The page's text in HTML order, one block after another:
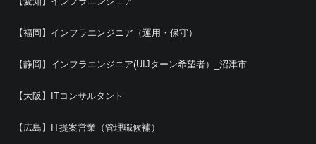
【福岡】インフラエンジニア（運用・保守）
【静岡】インフラエンジニア(UIJターン希望者）_沼津市
【大阪】ITコンサルタント
【広島】IT提案営業（管理職候補）